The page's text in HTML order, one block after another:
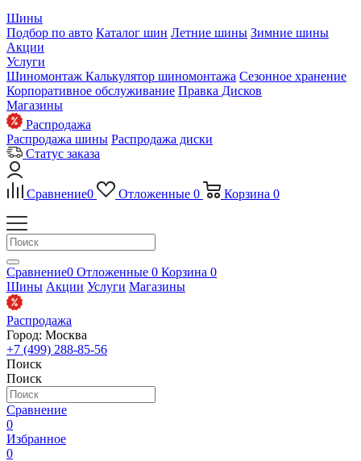
Шины
Подбор по авто Каталог шин Летние шины Зимние шины
Акции
Услуги
Шиномонтаж Калькулятор шиномонтажа Сезонное хранение
Корпоративное обслуживание Правка Дисков
Магазины
Распродажа
Распродажа шины Распродажа диски
Статус заказа
Сравнение0 Отложенные 0 Корзина 0
Сравнение0 Отложенные 0 Корзина 0
Шины Акции Услуги Магазины
Распродажа
Город: Москва
+7 (499) 288-85-56
Поиск
Поиск
Сравнение
0
Избранное
0